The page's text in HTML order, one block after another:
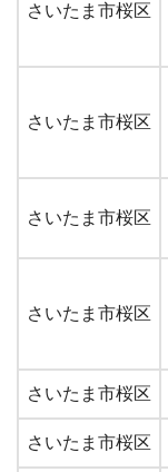
さいたま市桜区
さいたま市桜区
さいたま市桜区
さいたま市桜区
さいたま市桜区
さいたま市桜区